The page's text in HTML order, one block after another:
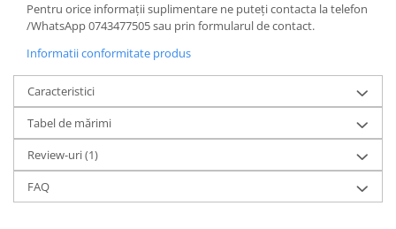
Pentru orice informații suplimentare ne puteți contacta la telefon
/WhatsApp 0743477505 sau prin formularul de contact.
Informatii conformitate produs
Caracteristici
Tabel de mărimi
Review-uri(1)
FAQ